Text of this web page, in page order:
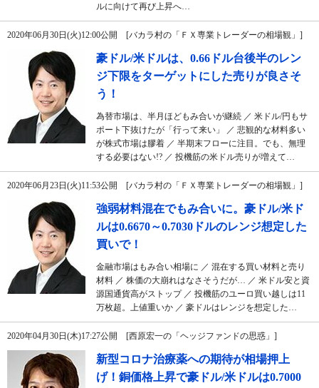
ルに向けて再び上昇へ…
2020年06月30日(火)12:00公開 [バカラ村の「ＦＸ専業トレーダーの相場観」]
豪ドル/米ドルは、0.66ドル台後半のレン
ジ下限をターゲットにした売りが良さそ
う！
為替市場は、半月ほどもみ合いが継続 ／ 米ドル/円もサ
ポート下抜けたが「行って来い」 ／ 悲観的な材料多い
が株式市場は膠着 ／ 半期末フローに注目。でも、無理
する必要はない!? ／ 投機筋の米ドル売りが増えて…
2020年06月23日(火)11:53公開 [バカラ村の「ＦＸ専業トレーダーの相場観」]
強弱材料混在でもみ合いに。豪ドル/米ド
ルは0.6670～0.7030ドルのレンジ想定した
買いで！
金融市場はもみ合い相場に ／ 混在する買い材料と売り
材料 ／ 株価の大崩れはなさそうだが… ／ 米ドル安と資
源国通貨高がストップ ／ 投機筋のユーロ買い越しは11
万枚超。上値重いか ／ 豪ドルはレンジを想定した…
2020年04月30日(木)17:27公開 [西原宏一の「ヘッジファンドの思惑」]
新型コロナ治療薬への期待が相場押上
げ！銅価格上昇で豪ドル/米ドルは0.7000